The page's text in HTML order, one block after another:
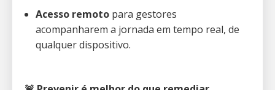
Acesso remoto para gestores
acompanharem a jornada em tempo real, de
qualquer dispositivo.